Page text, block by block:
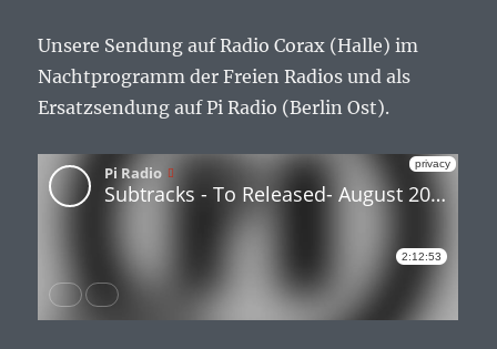
Unsere Sendung auf Radio Corax (Halle) im
Nachtprogramm der Freien Radios und als
Ersatzsendung auf Pi Radio (Berlin Ost).